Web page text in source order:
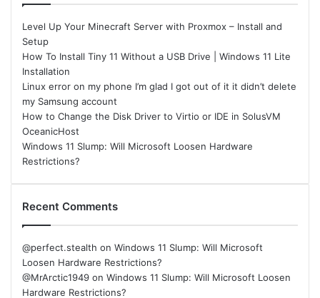
Level Up Your Minecraft Server with Proxmox – Install and
Setup
How To Install Tiny 11 Without a USB Drive | Windows 11 Lite
Installation
Linux error on my phone I’m glad I got out of it it didn’t delete
my Samsung account
How to Change the Disk Driver to Virtio or IDE in SolusVM
OceanicHost
Windows 11 Slump: Will Microsoft Loosen Hardware
Restrictions?
Recent Comments
@perfect.stealth on Windows 11 Slump: Will Microsoft
Loosen Hardware Restrictions?
@MrArctic1949 on Windows 11 Slump: Will Microsoft Loosen
Hardware Restrictions?